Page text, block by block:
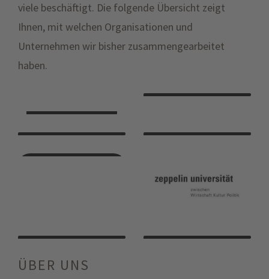
viele beschäftigt. Die folgende Übersicht zeigt
Ihnen, mit welchen Organisationen und
Unternehmen wir bisher zusammengearbeitet
haben.
ÜBER UNS